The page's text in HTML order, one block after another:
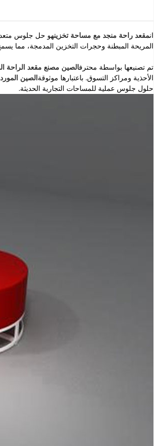
انمقعد راحة منجد مع مساحة تخزينهو حل جلوس متعدد
المريحة المبطنة وحجرات التخزين المدمجة، مما يسمح
تم تصنيعها بواسطة محترفالصين مصنع مقعد الراحة
الأحذية ومراكز التسوق. باعتبارها موثوقةالصين
حلول جلوس عملية للمساحات التجارية الحديثة.